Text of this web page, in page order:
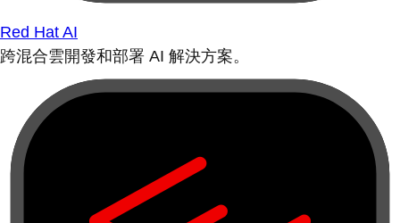
Red Hat AI
跨混合雲開發和部署 AI 解決方案。